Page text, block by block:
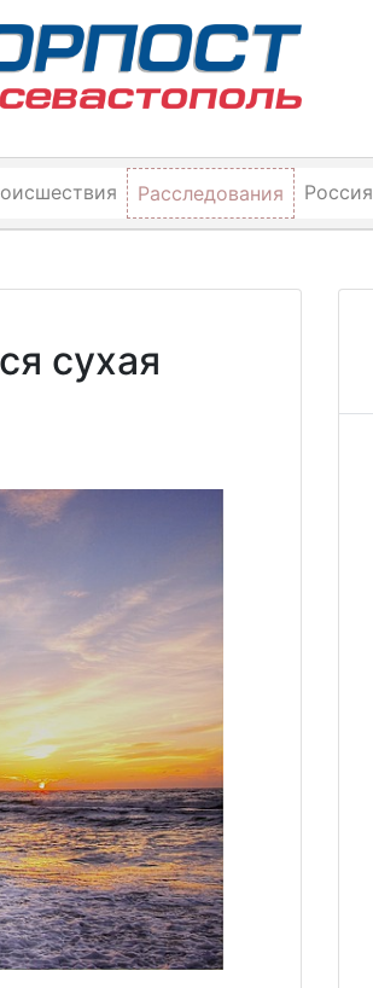
Расследования Россия
сухая